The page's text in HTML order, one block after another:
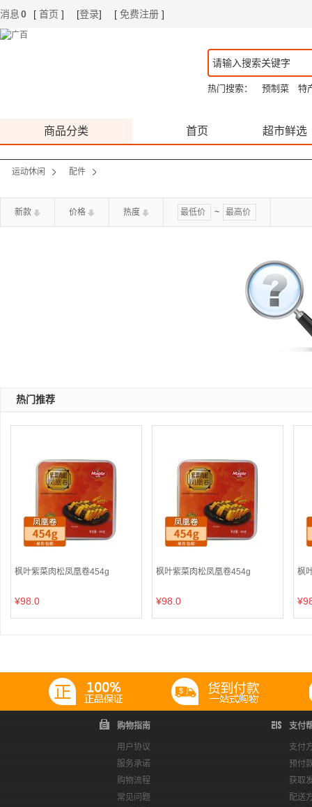
消息 0 [ 首页 ] [登录] [ 免费注册 ]
热门搜索： 预制菜 特
商品分类 首页 超市鲜选
运动休闲 配件
新款 价格 热度 ~
热门推荐
枫叶紫菜肉松凤凰卷454g
¥98.0
枫叶紫菜肉松凤凰卷454g
¥98.0
枫
购物指南
用户协议
服务承诺
购物流程
常见问题
支付
支付
预付
获取
配送